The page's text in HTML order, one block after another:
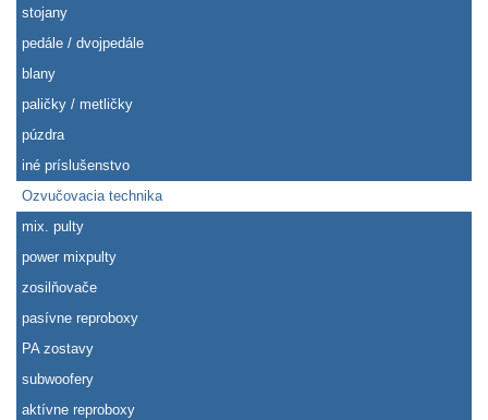
stojany
pedále / dvojpedále
blany
paličky / metličky
púzdra
iné príslušenstvo
Ozvučovacia technika
mix. pulty
power mixpulty
zosilňovače
pasívne reproboxy
PA zostavy
subwoofery
aktívne reproboxy